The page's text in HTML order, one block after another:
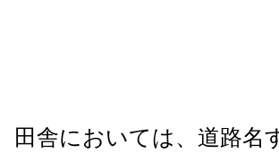
田舎においては、道路名